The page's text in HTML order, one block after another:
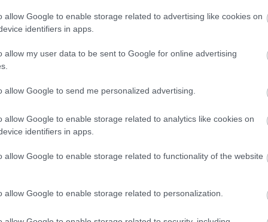
allow Google to enable storage related to advertising like cookies on
identifiers in apps.
allow my user data to be sent to Google for online advertising
allow Google to send me personalized advertising.
allow Google to enable storage related to analytics like cookies on
identifiers in apps.
allow Google to enable storage related to functionality of the website
allow Google to enable storage related to personalization.
is! Több ezer állásajánlat a Cvonline.hu
blog
Utolsó